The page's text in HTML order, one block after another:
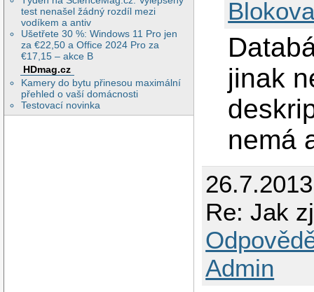
test nenašel žádný rozdíl mezi
vodíkem a antiv
Ušetřete 30 %: Windows 11 Pro jen
za €22,50 a Office 2024 Pro za
€17,15 – akce B
HDmag.cz
Kamery do bytu přinesou maximální
přehled o vaší domácnosti
Testovací novinka
jinak
nemá
Re: Jak
Admin